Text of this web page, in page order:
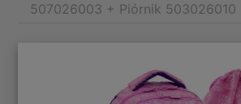
507026003 + Piórnik 503026010